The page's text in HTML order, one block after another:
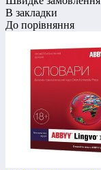
В закладки
До порівняння